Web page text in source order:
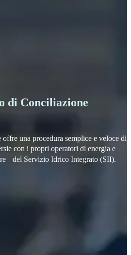
di Conciliazione
una procedura semplice e veloce di
con i propri operatori di energia e
del Servizio Idrico Integrato (SII).